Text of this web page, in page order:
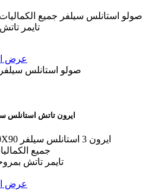
تايمر
عرض
9605 ايرون تاتش استانلس
60X90 ايرون 3 استانلس سيلفر
جميع
تايمر تاتش
عرض